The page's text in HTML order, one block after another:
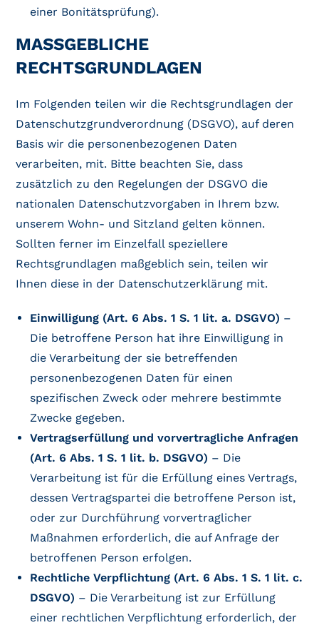
einer Bonitätsprüfung).
MASSGEBLICHE R
ECHTSGRUNDLAGEN
Im Folgenden teilen wir die Rechtsgrundlagen der
Datenschutzgrundverordnung (DSGVO), auf deren
Basis wir die personenbezogenen Daten
verarbeiten, mit. Bitte beachten Sie, dass
zusätzlich zu den Regelungen der DSGVO die
nationalen Datenschutzvorgaben in Ihrem bzw.
unserem Wohn- und Sitzland gelten können.
Sollten ferner im Einzelfall speziellere
Rechtsgrundlagen maßgeblich sein, teilen wir
Ihnen diese in der Datenschutzerklärung mit.
Einwilligung (Art. 6 Abs. 1 S. 1 lit. a. DSGVO) –
Die betroffene Person hat ihre Einwilligung in
die Verarbeitung der sie betreffenden
personenbezogenen Daten für einen
spezifischen Zweck oder mehrere bestimmte
Zwecke gegeben.
Vertragserfüllung und vorvertragliche Anfragen
(Art. 6 Abs. 1 S. 1 lit. b. DSGVO) – Die
Verarbeitung ist für die Erfüllung eines Vertrags,
dessen Vertragspartei die betroffene Person ist,
oder zur Durchführung vorvertraglicher
Maßnahmen erforderlich, die auf Anfrage der
betroffenen Person erfolgen.
Rechtliche Verpflichtung (Art. 6 Abs. 1 S. 1 lit. c.
DSGVO) – Die Verarbeitung ist zur Erfüllung
einer rechtlichen Verpflichtung erforderlich, der